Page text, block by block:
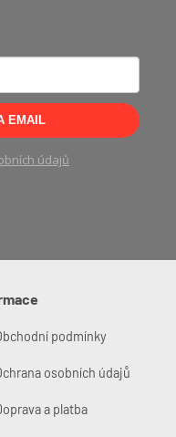
EMAIL
údajů
podmínky
osobních údajů
a platba